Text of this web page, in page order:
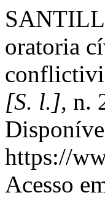
oratoria
[S. l.], n.
https://
Acesso